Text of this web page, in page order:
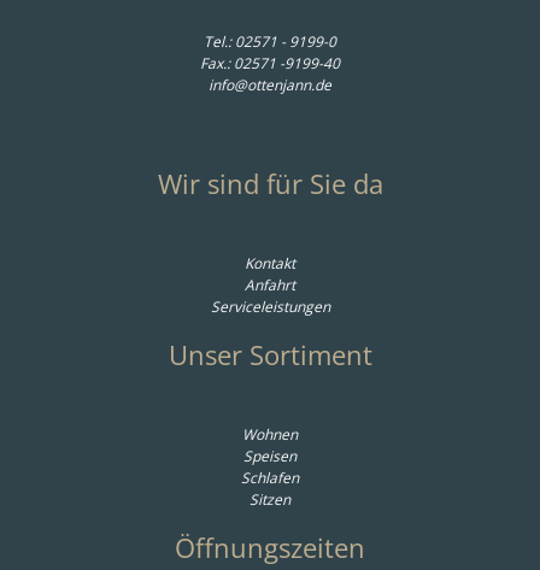
Tel.:02571 - 9199-0
Fax.: 02571 -9199-40
info@ottenjann.de
Wir sind für Sie da
Kontakt
Anfahrt
Serviceleistungen
Unser Sortiment
Wohnen
Speisen
Schlafen
Sitzen
Öffnungszeiten